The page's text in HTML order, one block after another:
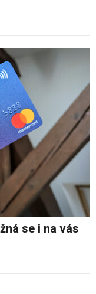
se i na vás